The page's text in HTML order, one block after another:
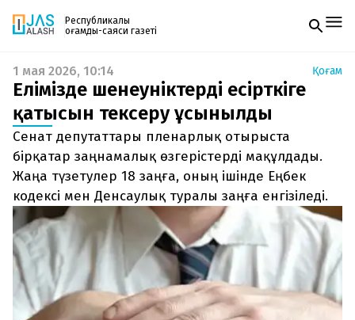
Республикалық
қоғамдық-саяси газеті
Жаңалықтар
Спорт
Live
Руханият
Аймақ
Архив
Заң және тәртіп
Редакциямен байланыс
+7 708 604 51 06
Жарнама бөлімі
+7 701 220 64 52
Пошта
zhasalash100@gmail.com
Газетке жазылу
PDF форматтағы газетті ай сайын электронды
поштаңызға алып отырыңыз. Жаңа нөмір
шыққан сәтте сізге бірден жіберіледі. Тек email
енгізіңіз, біз қалғанын өзіміз жібереміз.
1 мая 2026, 10:14 Қоғам
Елімізде шенеуніктердің есірткіге
қатысын тексеру ұсынылды
Сенат депутаттары пленарлық отырыста
бірқатар заңнамалық өзгерістерді мақұлдады.
Жаңа түзетулер 18 заңға, оның ішінде Еңбек
кодексі мен Денсаулық туралы заңға енгізіледі.